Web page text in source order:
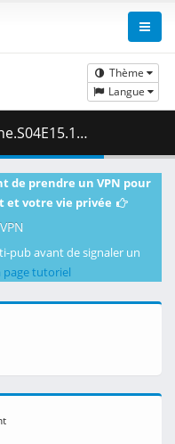
Thème
Langue
iAHD.mkv.001 ( 446.30 MB )
de prendre un VPN pour
et votre vie privée
pub avant de signaler un
page tutoriel